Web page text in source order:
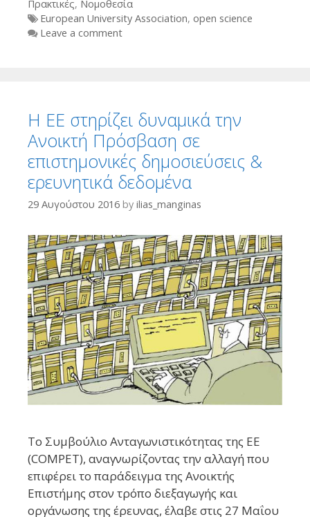
Πρακτικές, Νομοθεσία
Tags
European University Association, open science
Leave a comment
Η ΕΕ στηρίζει δυναμικά την
Ανοικτή Πρόσβαση σε
επιστημονικές δημοσιεύσεις &
ερευνητικά δεδομένα
29 Αυγούστου 2016 by ilias_manginas
Το Συμβούλιο Ανταγωνιστικότητας της ΕΕ
(COMPET), αναγνωρίζοντας την αλλαγή που
επιφέρει το παράδειγμα της Ανοικτής
Επιστήμης στον τρόπο διεξαγωγής και
οργάνωσης της έρευνας, έλαβε στις 27 Μαΐου